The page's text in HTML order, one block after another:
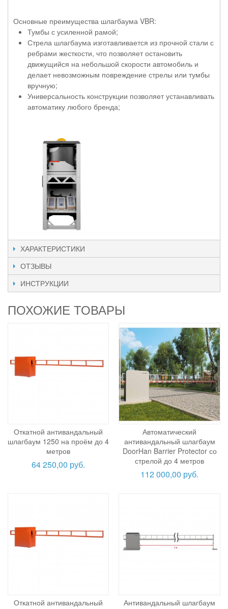
Основные преимущества шлагбаума VBR:
Тумбы с усиленной рамой;
Стрела шлагбаума изготавливается из прочной стали с
ребрами жесткости, что позволяет остановить
движущийся на небольшой скорости автомобиль и
делает невозможным повреждение стрелы или тумбы
вручную;
Универсальность конструкции позволяет устанавливать
автоматику любого бренда;
ХАРАКТЕРИСТИКИ
ОТЗЫВЫ
ИНСТРУКЦИИ
ПОХОЖИЕ ТОВАРЫ
Откатной антивандальный
шлагбаум 1250 на проём до 4
метров
64 250,00 руб.
Автоматический
антивандальный шлагбаум
DoorHan Barrier Protector со
стрелой до 4 метров
112 000,00 руб.
Откатной антивандальный
Антивандальный шлагбаум